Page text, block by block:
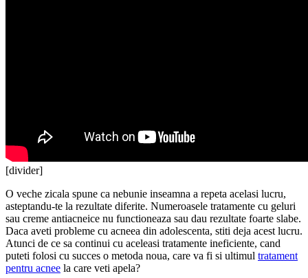
[divider]
O veche zicala spune ca nebunie inseamna a repeta acelasi lucru,
asteptandu-te la rezultate diferite. Numeroasele tratamente cu geluri
sau creme antiacneice nu functioneaza sau dau rezultate foarte slabe.
Daca aveti probleme cu acneea din adolescenta, stiti deja acest lucru.
Atunci de ce sa continui cu aceleasi tratamente ineficiente, cand
puteti folosi cu succes o metoda noua, care va fi si ultimul tratament
pentru acnee la care veti apela?